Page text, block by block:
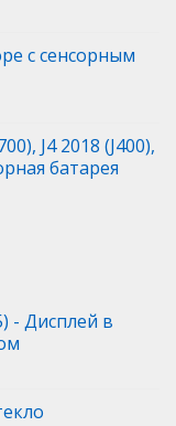
с сенсорным
J4 2018 (J400),
батарея
- Дисплей в